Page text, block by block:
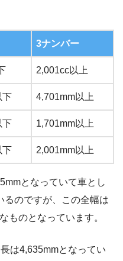
3ナンバー
2,001cc以上
下 4,701mm以上
下 1,701mm以上
下 2,001mm以上
となっていて車とし
るのですが、この全幅は
ものとなっています。
は4,635mmとなってい